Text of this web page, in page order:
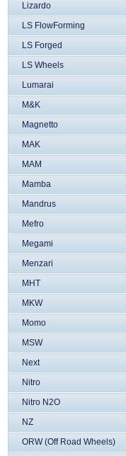
Lizardo
LS FlowForming
LS Forged
LS Wheels
Lumarai
M&K
Magnetto
MAK
MAM
Mamba
Mandrus
Mefro
Megami
Menzari
MHT
MKW
Momo
MSW
Next
Nitro
Nitro N2O
NZ
ORW (Off Road Wheels)